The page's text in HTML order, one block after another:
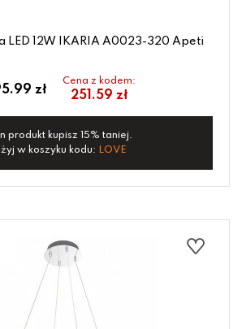
LED 12W IKARIA A0023-320 Apeti
zł
Cena z kodem:
251.59 zł
produkt kupisz 15% taniej.
w koszyku kodu: LOVE